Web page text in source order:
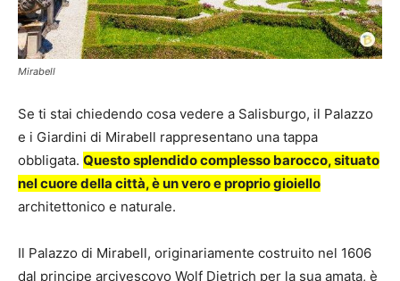
Mirabell
Se ti stai chiedendo cosa vedere a Salisburgo, il Palazzo
e i Giardini di Mirabell rappresentano una tappa
obbligata. Questo splendido complesso barocco, situato
nel cuore della città, è un vero e proprio gioiello
architettonico e naturale.
Il Palazzo di Mirabell, originariamente costruito nel 1606
dal principe arcivescovo Wolf Dietrich per la sua amata, è